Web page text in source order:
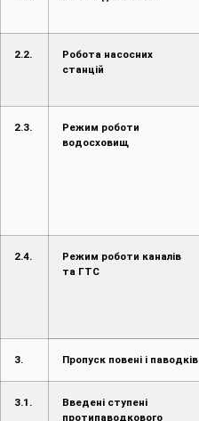
2.2.
Робота насосних
станцій
2.3.
Режим роботи
водосховищ
2.4.
Режим роботи каналів
та ГТС
3. Пропуск повені і паводків
3.1.
Введені ступені
протипаводкового